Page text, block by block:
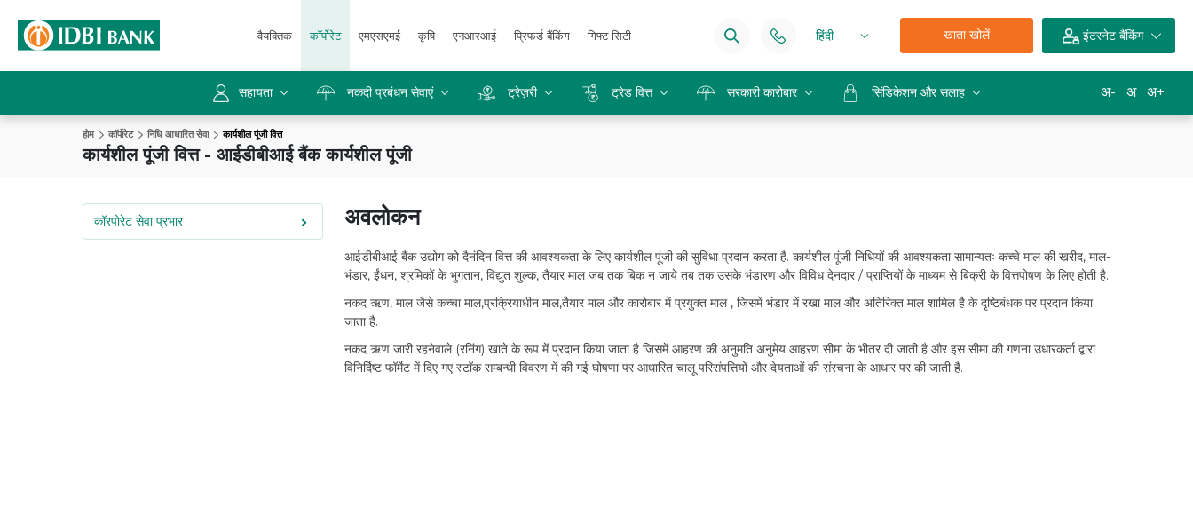
वैयक्तिक कॉर्पोरेट एमएसएमई कृषि एनआरआई प्रिफर्ड बैंकिंग गिफ्ट सिटी हिंदी खाता खोलें इंटरनेट बैंकिंग
सहायता नकदी प्रबंधन सेवाएं ट्रेज़री ट्रेड वित्त सरकारी कारोबार सिंडिकेशन और सलाह अ- अ अ+
होम कॉर्पोरेट निधि आधारित सेवा कार्यशील पूंजी वित्त
कार्यशील पूंजी वित्त - आईडीबीआई बैंक कार्यशील पूंजी
कॉरपोरेट सेवा प्रभार अवलोकन
आईडीबीआई बैंक उद्योग को दैनंदिन वित्त की आवश्यकता के लिए कार्यशील पूंजी की सुविधा प्रदान करता है. कार्यशील पूंजी निधियों की आवश्यकता सामान्यतः कच्चे माल की खरीद, माल-
भंडार, ईंधन, श्रमिकों के भुगतान, विद्युत शुल्क, तैयार माल जब तक बिक न जाये तब तक उसके भंडारण और विविध देनदार / प्राप्तियों के माध्यम से बिक्री के वित्तपोषण के लिए होती है.
नकद ऋण, माल जैसे कच्चा माल,प्रक्रियाधीन माल,तैयार माल और कारोबार में प्रयुक्त माल , जिसमें भंडार में रखा माल और अतिरिक्त माल शामिल है के दृष्टिबंधक पर प्रदान किया
जाता है.
नकद ऋण जारी रहनेवाले (रनिंग) खाते के रूप में प्रदान किया जाता है जिसमें आहरण की अनुमति अनुमेय आहरण सीमा के भीतर दी जाती है और इस सीमा की गणना उधारकर्ता द्वारा
विनिर्दिष्ट फॉर्मेट में दिए गए स्टॉक सम्बन्धी विवरण में की गई घोषणा पर आधारित चालू परिसंपत्तियों और देयताओं की संरचना के आधार पर की जाती है.